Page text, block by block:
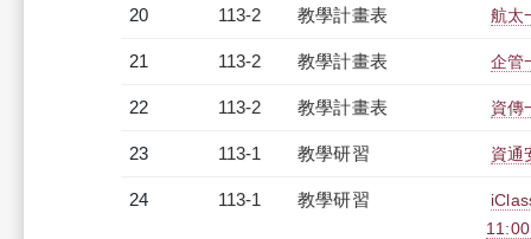
20 113-2 教學計畫表 航太
21 113-2 教學計畫表 企管
22 113-2 教學計畫表 資傳
23 113-1 教學研習 資通
24 113-1 教學研習